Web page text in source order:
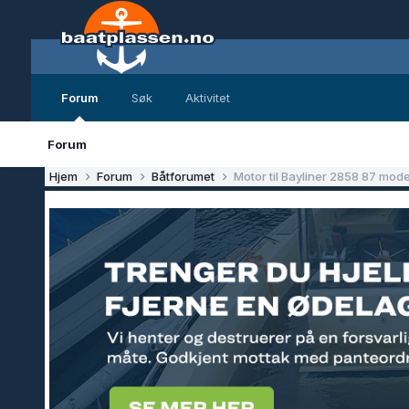
Forum
Forum
Søk Aktivitet
Hjem Forum Båtforumet Motor til Bayliner 2858 87